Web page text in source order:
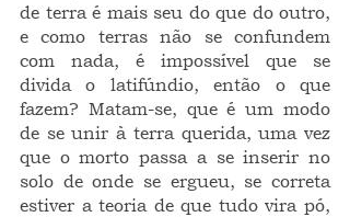
de terra é mais seu do que do outro,
e como terras não se confundem
com nada, é impossível que se
divida o latifúndio, então o que
fazem? Matam-se, que é um modo
de se unir à terra querida, uma vez
que o morto passa a se inserir no
solo de onde se ergueu, se correta
estiver a teoria de que tudo vira pó,